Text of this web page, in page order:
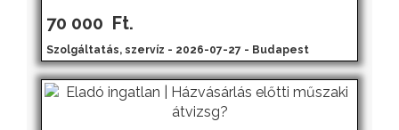
70 000 Ft.
Szolgáltatás, szervíz - 2026-07-27 - Budapest